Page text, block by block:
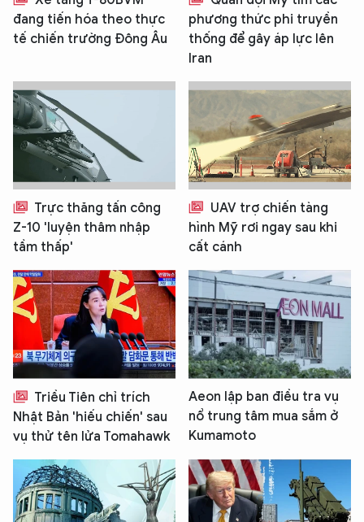
đang tiến hóa theo thực
tế chiến trường Đông Âu
phương thức phi truyền
thống để gây áp lực lên
Iran
Trực thăng tấn công
Z-10 'luyện thâm nhập
tầm thấp'
UAV trợ chiến tàng
hình Mỹ rơi ngay sau khi
cất cánh
Triều Tiên chỉ trích
Nhật Bản 'hiếu chiến' sau
vụ thử tên lửa Tomahawk
Aeon lập ban điều tra vụ
nổ trung tâm mua sắm ở
Kumamoto